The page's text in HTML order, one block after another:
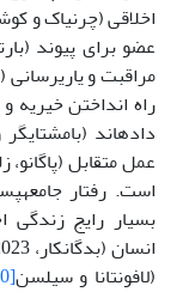
اخلاقی (چرنیاک و
عضو برای پیوند
مراقبت و یاری­رسانی
راه انداختن
داده­اند
عمل متقابل
است. رفتار
بسیار رایج زندگی
(لافونتانا و سیلسن[10]